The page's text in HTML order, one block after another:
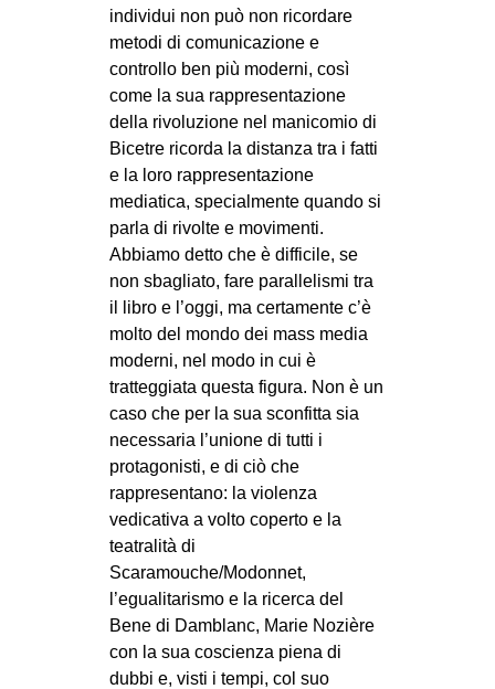
individui non può non ricordare
metodi di comunicazione e
controllo ben più moderni, così
come la sua rappresentazione
della rivoluzione nel manicomio di
Bicetre ricorda la distanza tra i fatti
e la loro rappresentazione
mediatica, specialmente quando si
parla di rivolte e movimenti.
Abbiamo detto che è difficile, se
non sbagliato, fare parallelismi tra
il libro e l’oggi, ma certamente c’è
molto del mondo dei mass media
moderni, nel modo in cui è
tratteggiata questa figura. Non è un
caso che per la sua sconfitta sia
necessaria l’unione di tutti i
protagonisti, e di ciò che
rappresentano: la violenza
vedicativa a volto coperto e la
teatralità di
Scaramouche/Modonnet,
l’egualitarismo e la ricerca del
Bene di Damblanc, Marie Nozière
con la sua coscienza piena di
dubbi e, visti i tempi, col suo